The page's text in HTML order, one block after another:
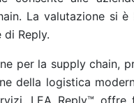
La valutazione si è
Reply.
per la supply chain,
della logistica
LEA Reply™ offre